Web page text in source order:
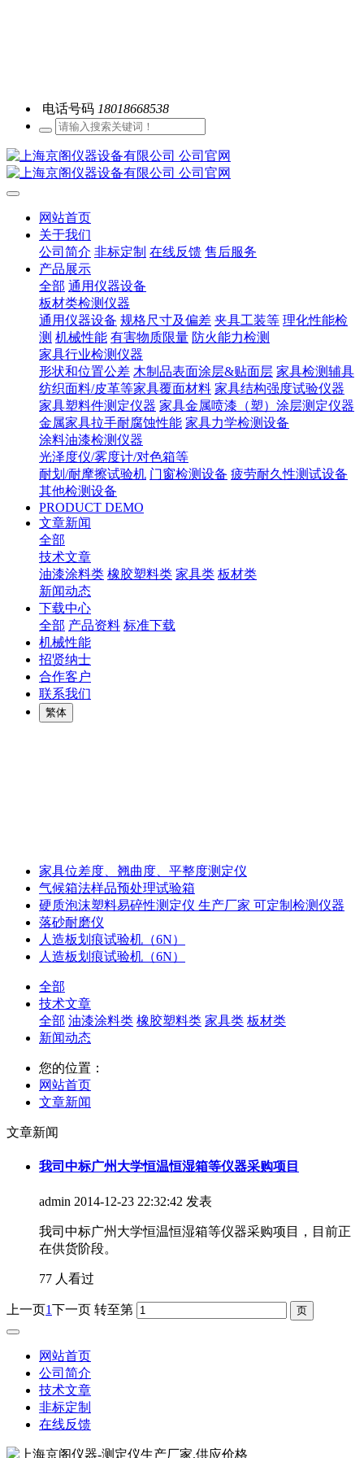
电话号码 18018668538
网站首页
关于我们
公司简介 非标定制 在线反馈 售后服务
产品展示
全部 通用仪器设备
板材类检测仪器
通用仪器设备 规格尺寸及偏差 夹具工装等 理化性能检
测 机械性能 有害物质限量 防火能力检测
家具行业检测仪器
形状和位置公差 木制品表面涂层&贴面层 家具检测辅具
纺织面料/皮革等家具覆面材料 家具结构强度试验仪器
家具塑料件测定仪器 家具金属喷漆（塑）涂层测定仪器
金属家具拉手耐腐蚀性能 家具力学检测设备
涂料油漆检测仪器
光泽度仪/雾度计/对色箱等
耐划/耐摩擦试验机 门窗检测设备 疲劳耐久性测试设备
其他检测设备
PRODUCT DEMO
文章新闻
全部
技术文章
油漆涂料类 橡胶塑料类 家具类 板材类
新闻动态
下载中心
全部 产品资料 标准下载
机械性能
招贤纳士
合作客户
联系我们
繁体
家具位差度、翘曲度、平整度测定仪
气候箱法样品预处理试验箱
硬质泡沫塑料易碎性测定仪 生产厂家 可定制检测仪器
落砂耐磨仪
人造板划痕试验机（6N）
人造板划痕试验机（6N）
全部
技术文章
全部 油漆涂料类 橡胶塑料类 家具类 板材类
新闻动态
您的位置：
网站首页
文章新闻
文章新闻
我司中标广州大学恒温恒湿箱等仪器采购项目
admin 2014-12-23 22:32:42 发表
我司中标广州大学恒温恒湿箱等仪器采购项目，目前正
在供货阶段。
77 人看过
上一页1下一页 转至第
网站首页
公司简介
技术文章
非标定制
在线反馈